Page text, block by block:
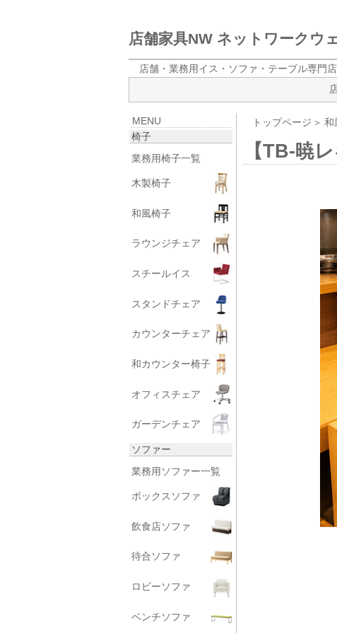
店舗家具NW ネットワークウ
店舗・業務用イス・ソファ・テーブル専門
MENU
椅子
業務用椅子一覧
木製椅子
和風椅子
ラウンジチェア
スチールイス
スタンドチェア
カウンターチェア
和カウンター椅子
オフィスチェア
ガーデンチェア
ソファー
業務用ソファー一覧
ボックスソファ
飲食店ソファ
待合ソファ
ロビーソファ
ベンチソファ
トップページ ＞ 和
【TB-暁